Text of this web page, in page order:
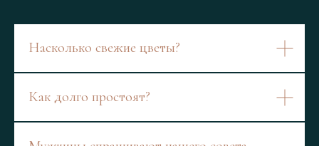
Насколько свежие цветы?
Как долго простоят?